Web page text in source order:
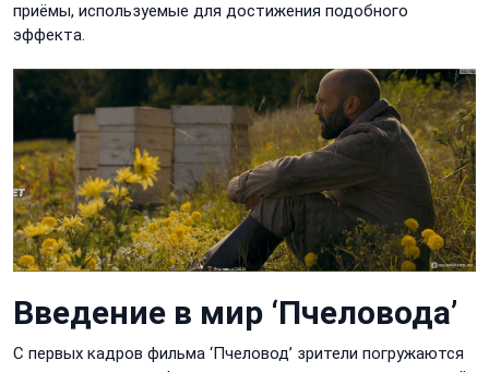
приёмы, используемые для достижения подобного
эффекта.
Введение в мир ‘Пчеловода’
С первых кадров фильма ‘Пчеловод’ зрители погружаются